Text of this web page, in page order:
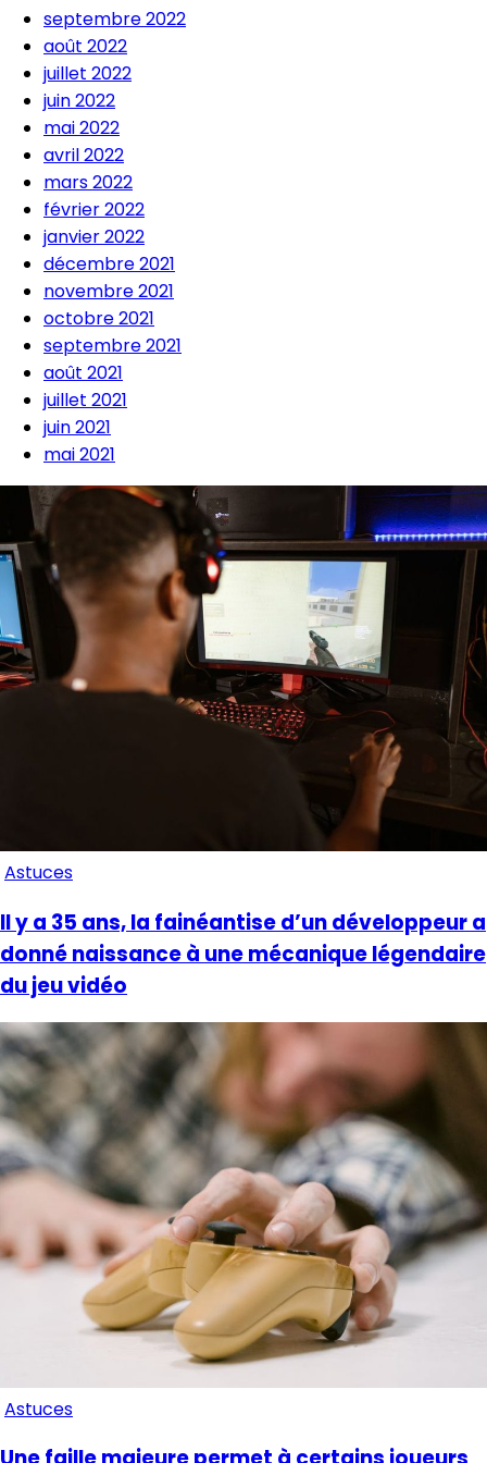
septembre 2022
août 2022
juillet 2022
juin 2022
mai 2022
avril 2022
mars 2022
février 2022
janvier 2022
décembre 2021
novembre 2021
octobre 2021
septembre 2021
août 2021
juillet 2021
juin 2021
mai 2021
Astuces
Il y a 35 ans, la fainéantise d’un développeur a
donné naissance à une mécanique légendaire
du jeu vidéo
Astuces